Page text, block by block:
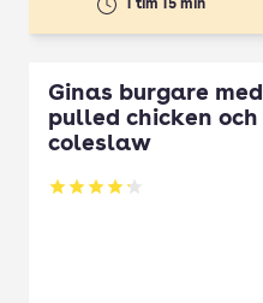
1 tim 15 min
Ginas burgare med
pulled chicken och
coleslaw
Betyg: 4.18 av 5